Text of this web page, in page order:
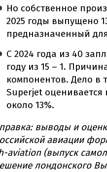
Но собственное
2025 годы выпущено
предназначенный
С 2024 года из 40
году из 15 – 1.
компонентов. Дело в
Superjet оценивается
около 13%.
выводы и
авиации
aviation (выпуск
лондонского